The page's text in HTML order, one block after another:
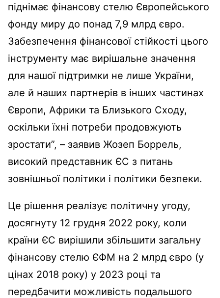
піднімає фінансову стелю Європейського
фонду миру до понад 7,9 млрд євро.
Забезпечення фінансової стійкості цього
інструменту має вирішальне значення
для нашої підтримки не лише України,
але й наших партнерів в інших частинах
Європи, Африки та Близького Сходу,
оскільки їхні потреби продовжують
зростати”, – заявив Жозеп Боррель,
високий представник ЄС з питань
зовнішньої політики і політики безпеки.
Це рішення реалізує політичну угоду,
досягнуту 12 грудня 2022 року, коли
країни ЄС вирішили збільшити загальну
фінансову стелю ЄФМ на 2 млрд євро (у
цінах 2018 року) у 2023 році та
передбачити можливість подальшого